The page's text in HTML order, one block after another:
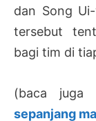
dan Song
tersebut
bagi tim di
(baca juga
sepanjang